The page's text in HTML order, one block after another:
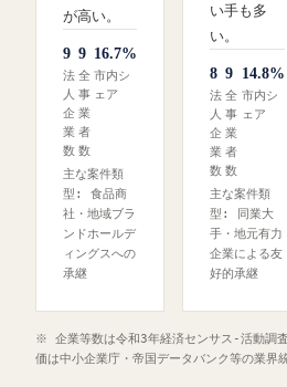
が高い。
9
法
人
企
業
数
9
全
事
業
者
数
16.7%
市内シ
ェア
主な案件類
型: 食品商
社・地域ブラ
ンドホールデ
ィングスへの
承継
い手も多
い。
8
法
人
企
業
数
9
全
事
業
者
数
14.8%
市内シ
ェア
主な案件類
型: 同業大
手・地元有力
企業による友
好的承継
※ 企業等数は令和3年経済センサス‐活動調
価は中小企業庁・帝国データバンク等の業界